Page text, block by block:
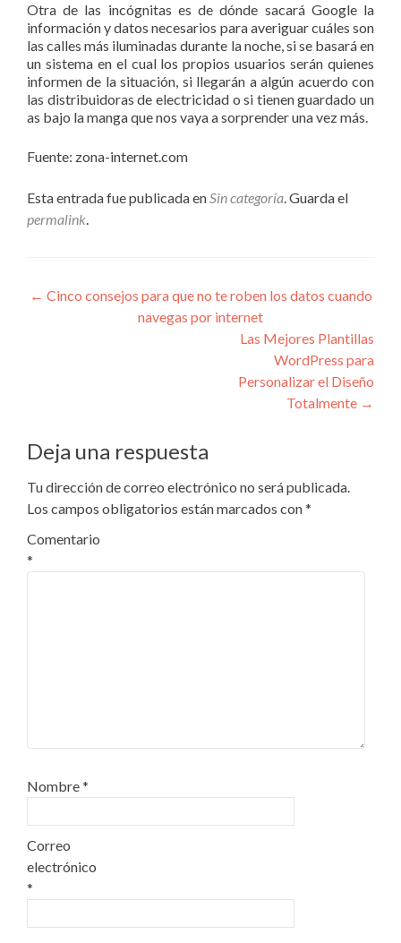
Otra de las incógnitas es de dónde sacará Google la
información y datos necesarios para averiguar cuáles son
las calles más iluminadas durante la noche, si se basará en
un sistema en el cual los propios usuarios serán quienes
informen de la situación, si llegarán a algún acuerdo con
las distribuidoras de electricidad o si tienen guardado un
as bajo la manga que nos vaya a sorprender una vez más.
Fuente: zona-internet.com
Esta entrada fue publicada enSin categoría. Guarda el
permalink.
Navegación
← Cinco consejos para que no te roben los datos cuando
navegas por internet
Las Mejores Plantillas
WordPress para
Personalizar el Diseño
Totalmente →
Deja una respuesta
Tu dirección de correo electrónico no será publicada.
Los campos obligatorios están marcados con*
Comentario
*
Nombre*
Correo
electrónico
*